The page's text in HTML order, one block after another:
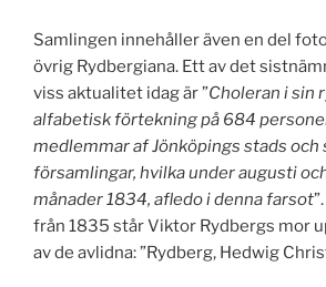
Samlingen innehåller även en del
övrig Rydbergiana. Ett av det
viss aktualitet idag är ”Choleran i sin
alfabetisk förtekning på 684
medlemmar af Jönköpings stads och
församlingar, hvilka under augusti
månader 1834, afledo i denna farsot
från 1835 står Viktor Rydbergs mor
av de avlidna: ”Rydberg, Hedwig